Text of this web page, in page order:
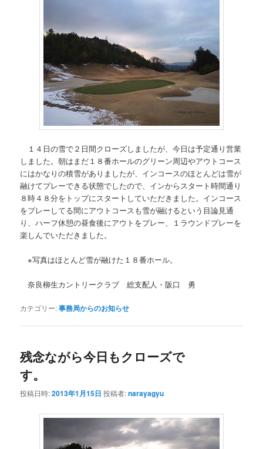
１４日の雪で２日間クローズしましたが、今日は予定通り営業
しました。朝はまだ１８番ホールのグリーン周辺やアウトコース
にはかなりの積雪がありましたが、インコースのほとんどは雪が
融けてプレーできる状態でしたので、インからスタート時間通り
８時４８分をトップにスタートしていただきました。インコース
をプレーしてる間にアウトコースも雪が融けるという目論見通
り、ハーフ休憩の昼食後にアウトをプレー、１ラウンドプレーを
楽しんでいただきました。
※写真はほとんど雪が融けた１８番ホール。
奈良柳生カントリークラブ 総支配人・阪口 勇
カテゴリー:事務局からのお知らせ
残念ながら今日もクローズで
す。
投稿日時:2013年1月15日 投稿者:narayagyu